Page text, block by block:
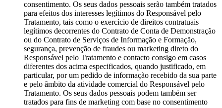
consentimento. Os seus dados pessoais serão também tratados
para efeitos dos interesses legítimos do Responsável pelo
Tratamento, tais como o exercício de direitos contratuais
legítimos decorrentes do Contrato de Conta de Demonstração
ou do Contrato de Serviços de Informação e Formação,
segurança, prevenção de fraudes ou marketing direto do
Responsável pelo Tratamento e contacto consigo em casos
diferentes dos acima especificados, quando justificado, em
particular, por um pedido de informação recebido da sua parte
e pelo âmbito da atividade comercial do Responsável pelo
Tratamento. Os seus dados pessoais podem também ser
tratados para fins de marketing com base no consentimento